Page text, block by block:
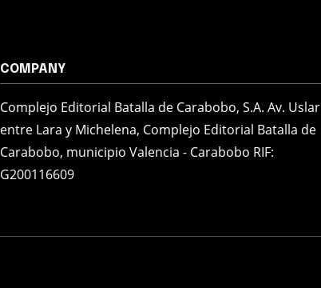
COMPANY
Complejo Editorial Batalla de Carabobo, S.A. Av. Uslar
entre Lara y Michelena, Complejo Editorial Batalla de
Carabobo, municipio Valencia - Carabobo RIF:
G200116609